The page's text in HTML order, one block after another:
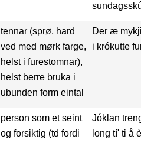
tennar (sprø, hard
ved med mørk farge,
helst i furestomnar),
helst berre bruka i
ubunden form eintal
Der æ
i krókutte
person som et seint
og forsiktig (td fordi
Jóklan
long tí' ti å